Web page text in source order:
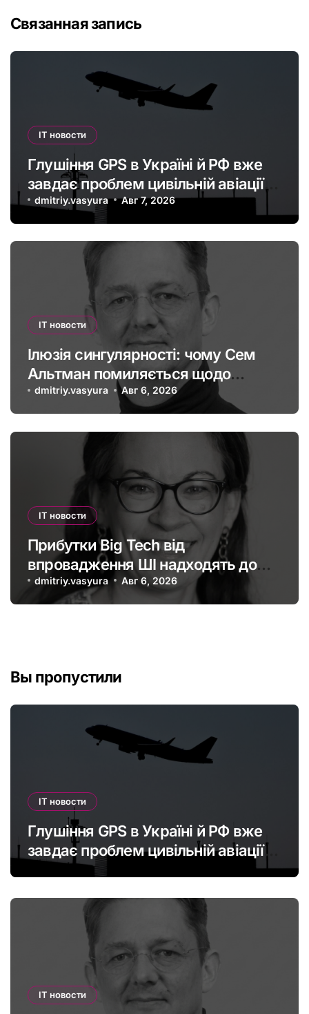
Связанная запись
IT новости
Глушіння GPS в Україні й РФ вже
завдає проблем цивільній авіації в
Європі: наскільки це небезпечно
dmitriy.vasyura Авг 7, 2026
IT новости
Ілюзія сингулярності: чому Сем
Альтман помиляється щодо
штучного інтелекту
dmitriy.vasyura Авг 6, 2026
IT новости
Прибутки Big Tech від
впровадження ШІ надходять до
офшорів: як змінити глобальну
податкову систему
dmitriy.vasyura Авг 6, 2026
Вы пропустили
IT новости
Глушіння GPS в Україні й РФ вже
завдає проблем цивільній авіації в
Європі: наскільки це небезпечно
IT новости